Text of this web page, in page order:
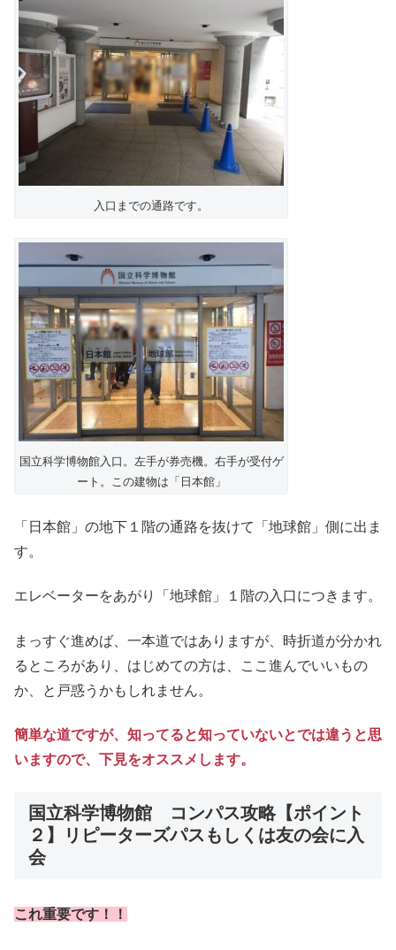
入口までの通路です。
国立科学博物館入口。左手が券売機。右手が受付ゲ
ート。この建物は「日本館」
「日本館」の地下１階の通路を抜けて「地球館」側に出ま
す。
エレベーターをあがり「地球館」１階の入口につきます。
まっすぐ進めば、一本道ではありますが、時折道が分かれ
るところがあり、はじめての方は、ここ進んでいいもの
か、と戸惑うかもしれません。
簡単な道ですが、知ってると知っていないとでは違うと思
いますので、下見をオススメします。
国立科学博物館 コンパス攻略【ポイント
２】リピーターズパスもしくは友の会に入
会
これ重要です！！